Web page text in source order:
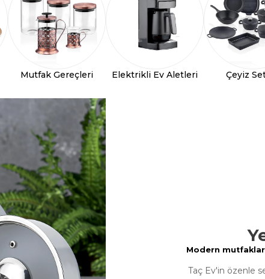
Mutfak Gereçleri Elektrikli Ev Aletleri Çeyiz
Modern
Taç Ev'in özenle